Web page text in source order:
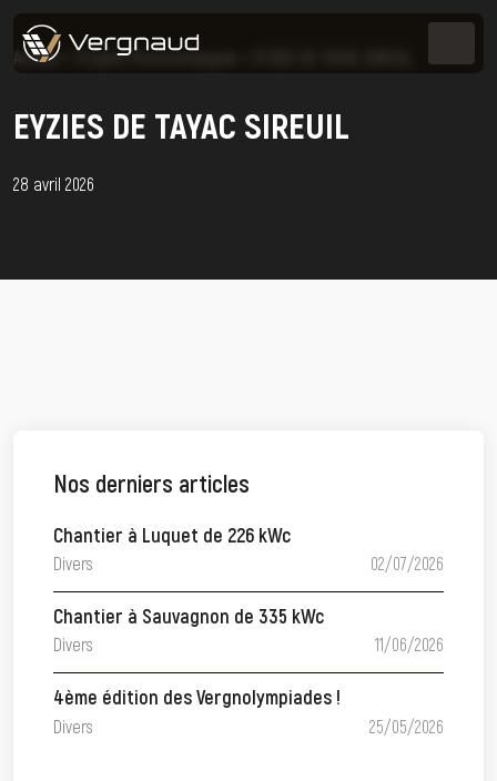
Accueil Projets Photovoltaïques
EYZIES DE TAYAC SIREUIL
28 avril 2026
Nos derniers articles
Chantier à Luquet de 226 kWc
Divers 02/07/2026
Chantier à Sauvagnon de 335 kWc
Divers 11/06/2026
4ème édition des Vergnolympiades !
Divers 25/05/2026